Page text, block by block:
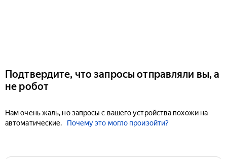
Подтвердите, что запросы отправляли вы, а
не робот
Нам очень жаль, но запросы с вашего устройства похожи на
автоматические.
Почему это могло произойти?